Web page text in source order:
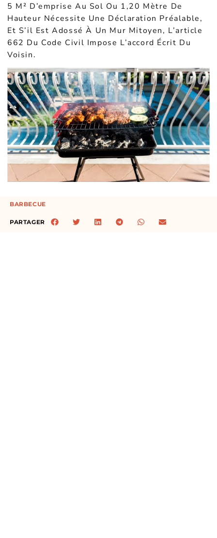
5 M² D’emprise Au Sol Ou 1,20 Mètre De
Hauteur Nécessite Une Déclaration Préalable,
Et S’il Est Adossé À Un Mur Mitoyen, L’article
662 Du Code Civil Impose L’accord Écrit Du
Voisin.
BARBECUE
PARTAGER